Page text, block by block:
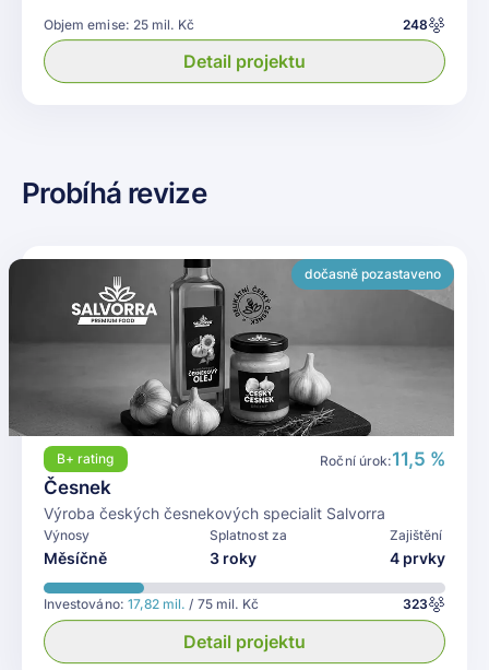
Objem emise: 25 mil. Kč 248
Detail projektu
Probíhá revize
dočasně pozastaveno
B+ rating Roční úrok:11,5 %
Česnek
Výroba českých česnekových specialit Salvorra
Výnosy
Měsíčně
Splatnost za
3 roky
Zajištění
4 prvky
Investováno: 17,82 mil. / 75 mil. Kč 323
Detail projektu